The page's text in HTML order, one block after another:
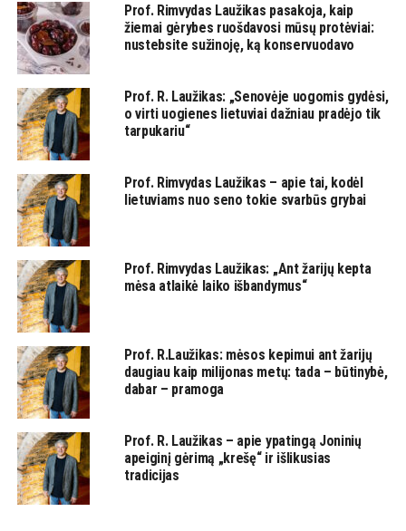
Prof. Rimvydas Laužikas pasakoja, kaip
žiemai gėrybes ruošdavosi mūsų protėviai:
nustebsite sužinoję, ką konservuodavo
Prof. R. Laužikas: „Senovėje uogomis gydėsi,
o virti uogienes lietuviai dažniau pradėjo tik
tarpukariu“
Prof. Rimvydas Laužikas – apie tai, kodėl
lietuviams nuo seno tokie svarbūs grybai
Prof. Rimvydas Laužikas: „Ant žarijų kepta
mėsa atlaikė laiko išbandymus“
Prof. R.Laužikas: mėsos kepimui ant žarijų
daugiau kaip milijonas metų: tada – būtinybė,
dabar – pramoga
Prof. R. Laužikas – apie ypatingą Joninių
apeiginį gėrimą „krešę“ ir išlikusias
tradicijas